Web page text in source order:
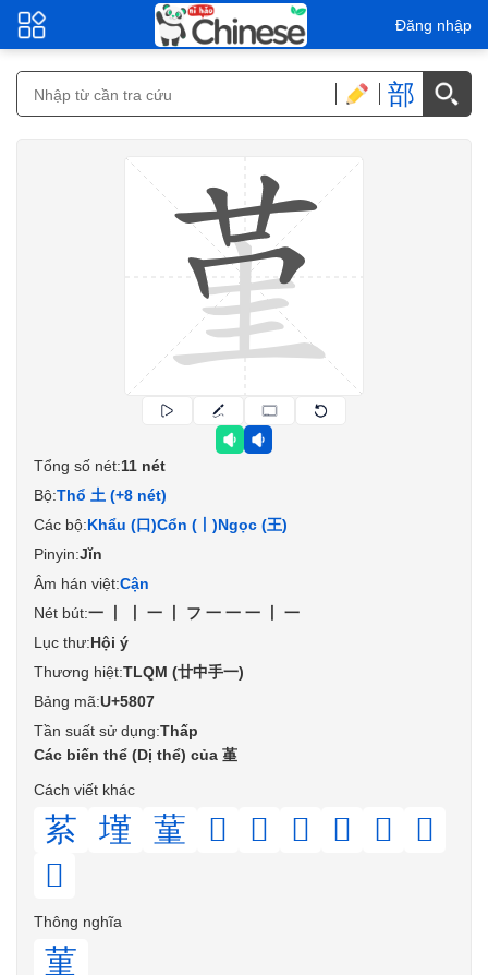
Đăng nhập
部
Tổng số nét:11 nét
Bộ:Thổ 土 (+8 nét)
Các bộ:Khẩu (口)Cổn (丨)Ngọc (王)
Pinyin:Jǐn
Âm hán việt:Cận
Nét bút:一丨丨一丨フ一一一丨一
Lục thư:Hội ý
Thương hiệt:TLQM (廿中手一)
Bảng mã:U+5807
Tần suất sử dụng:Thấp
Các biến thể (Dị thể) của 堇
Cách viết khác
䒺 墐 蓳 𡎸 𡏳 𡐳 𦸧 𦸨
𦻋
𦻍
Thông nghĩa
菫